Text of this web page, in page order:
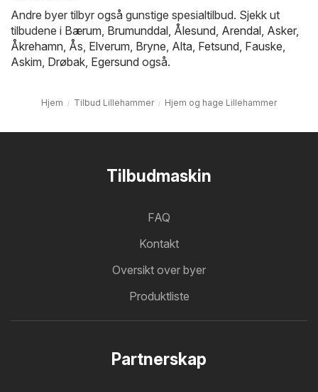
Andre byer tilbyr også gunstige spesialtilbud. Sjekk ut
tilbudene i Bærum Brumunddal Ålesund Arendal Asker,
Åkrehamn Ås Elverum Bryne Alta Fetsund Fauske
Askim Drøbak Egersund også.
Hjem Tilbud Lillehammer Hjem og hage Lillehammer
Tilbudmaskin
FAQ
Kontakt
Oversikt over byer
Produktliste
Partnerskap